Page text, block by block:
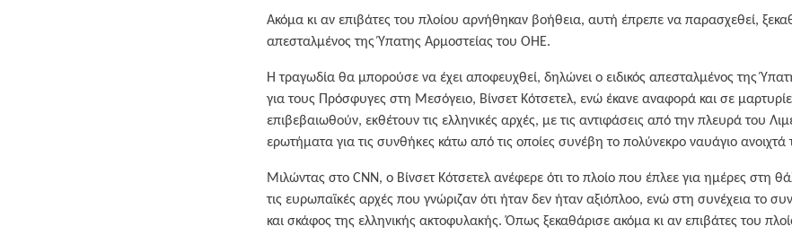
Ακόμα κι αν επιβάτες του πλοίου αρνήθηκαν βοήθεια, αυτή έπρεπε να παρασχεθεί,
απεσταλμένος της Ύπατης Αρμοστείας του ΟΗΕ.
H τραγωδία θα μπορούσε να έχει αποφευχθεί, δηλώνει ο ειδικός απεσταλμένος της
για τους Πρόσφυγες στη Μεσόγειο, Βίνσετ Κότσετελ, ενώ έκανε αναφορά και σε
επιβεβαιωθούν, εκθέτουν τις ελληνικές αρχές, με τις αντιφάσεις από την πλευρά του
ερωτήματα για τις συνθήκες κάτω από τις οποίες συνέβη το πολύνεκρο ναυάγιο
Μιλώντας στο CΝΝ, ο Βίνσετ Κότσετελ ανέφερε ότι το πλοίο που έπλεε για ημέρες στη
τις ευρωπαϊκές αρχές που γνώριζαν ότι ήταν δεν ήταν αξιόπλοο, ενώ στη συνέχεια το
και σκάφος της ελληνικής ακτοφυλακής. Όπως ξεκαθάρισε ακόμα κι αν επιβάτες του